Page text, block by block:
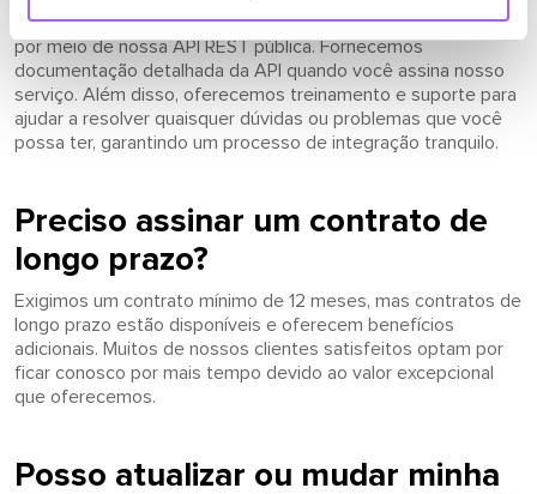
Sim, o APLANET pode ser integrado a software de terceiros
por meio de nossa API REST pública. Fornecemos
documentação detalhada da API quando você assina nosso
serviço. Além disso, oferecemos treinamento e suporte para
ajudar a resolver quaisquer dúvidas ou problemas que você
possa ter, garantindo um processo de integração tranquilo.
Preciso assinar um contrato de
longo prazo?
Exigimos um contrato mínimo de 12 meses, mas contratos de
longo prazo estão disponíveis e oferecem benefícios
adicionais. Muitos de nossos clientes satisfeitos optam por
ficar conosco por mais tempo devido ao valor excepcional
que oferecemos.
Posso atualizar ou mudar minha